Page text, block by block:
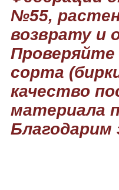
№55,
возврату и
Проверяйте
сорта
качество
материала
Благодарим